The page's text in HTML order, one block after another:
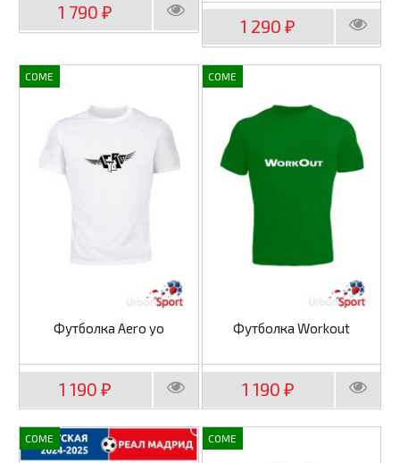
1 790₽
1 290₽
COME
Футболка Aero yo
1 190₽
COME
Футболка Workout
1 190 ₽
COME COME